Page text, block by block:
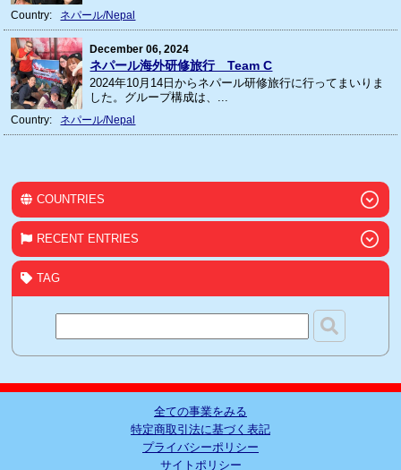
Country: ネパール/Nepal
December 06, 2024
ネパール海外研修旅行 Team C
2024年10月14日からネパール研修旅行に行ってまいりま
した。グループ構成は、...
Country: ネパール/Nepal
COUNTRIES
RECENT ENTRIES
TAG
全ての事業をみる
特定商取引法に基づく表記
プライバシーポリシー
サイトポリシー